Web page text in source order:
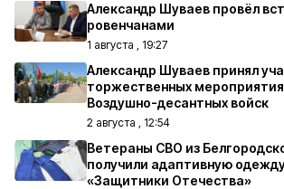
Александр Шуваев провёл
ровенчанами
1 августа , 19:27
Александр Шуваев принял
торжественных
Воздушно-десантных войск
2 августа , 12:54
Ветераны СВО из
получили адаптивную
«Защитники Отечества»